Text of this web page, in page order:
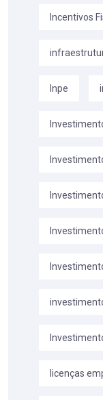
Incentivos
Inpe
licenças